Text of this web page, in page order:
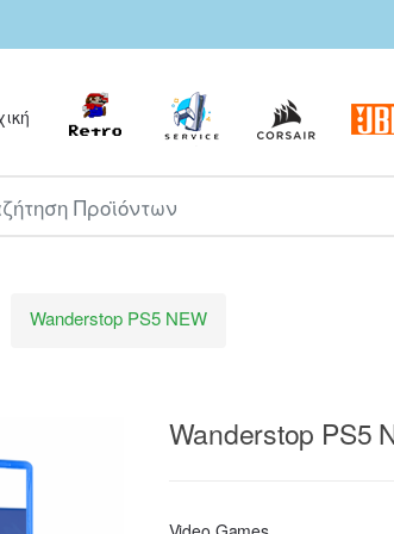
Wanderstop PS5 NEW
Wanderstop PS5